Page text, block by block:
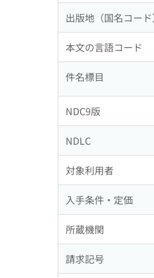
出版地（国名コード
本文の言語コード
件名標目
NDC9版
NDLC
対象利用者
入手条件・定価
所蔵機関
請求記号